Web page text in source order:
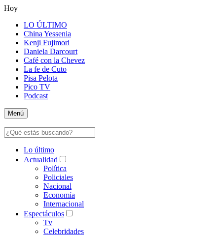
Hoy
LO ÚLTIMO
China Yessenia
Kenji Fujimori
Daniela Darcourt
Café con la Chevez
La fe de Cuto
Pisa Pelota
Pico TV
Podcast
Menú
Lo último
Actualidad
Política
Policiales
Nacional
Economía
Internacional
Espectáculos
Tv
Celebridades